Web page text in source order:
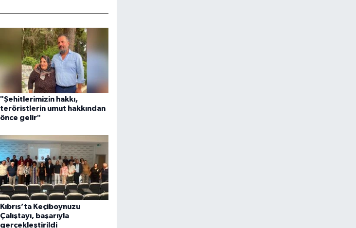
"Şehitlerimizin hakkı,
teröristlerin umut hakkından
önce gelir"
Kıbrıs’ta Keçiboynuzu
Çalıştayı, başarıyla
gerçekleştirildi